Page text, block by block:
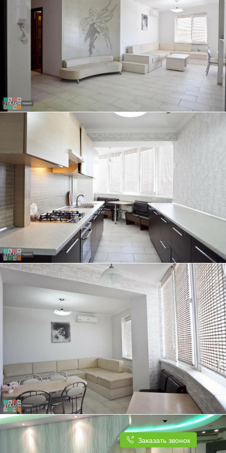
ТРЕХКОМНАТНАЯ КВАРТИРА, 84 КВ.М.
ЭКСКЛЮЗИВНЫЙ ДИЗАЙН-ПРОЕКТ ГОСТИНОЙ - НАША ГОРДОСТЬ
ТРЕХКОМНАТНАЯ КВАРТИРА, 84 КВ.М.
КУХНЯ ПОД ЕДИНОЙ СТОЛЕШНИЦЕЙ ОТЛИЧНО ГАРМОНИРУЕТ С
ДИЗАЙНОМ КВАРТИРЫ
ТРЕХКОМНАТНАЯ КВАРТИРА, 84 КВ.М.
КУХНЯ ПЛАВНО ПЕРЕХОДИТ В СВЕТЛУЮ И ПРОСТОРНУЮ ГОСТИНУЮ
Заказать звонок